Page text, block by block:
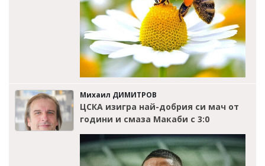
Михаил ДИМИТРОВ
ЦСКА изигра най-добрия си мач от
години и смаза Макаби с 3:0